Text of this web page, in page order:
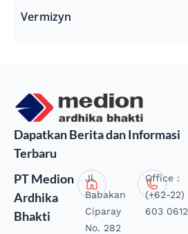
Vermizyn
Dapatkan Berita dan Informasi
Terbaru
PT Medion
Ardhika
Bhakti
Jl.
Babakan
Ciparay
No. 282
Office :
(+62-22)
603 0612